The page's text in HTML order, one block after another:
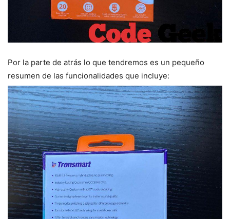
Por la parte de atrás lo que tendremos es un pequeño
resumen de las funcionalidades que incluye: